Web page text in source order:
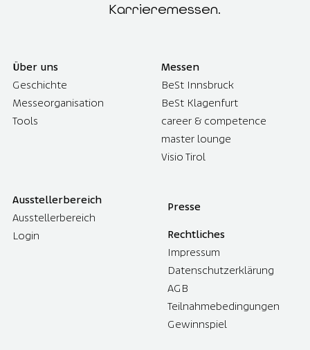
Karrieremessen.
Über uns
Geschichte
Messeorganisation
Tools
Messen
BeSt Innsbruck
BeSt Klagenfurt
career & competence
master lounge
Visio Tirol
Ausstellerbereich
Ausstellerbereich
Login
Presse
Rechtliches
Impressum
Datenschutzerklärung
AGB
Teilnahmebedingungen
Gewinnspiel